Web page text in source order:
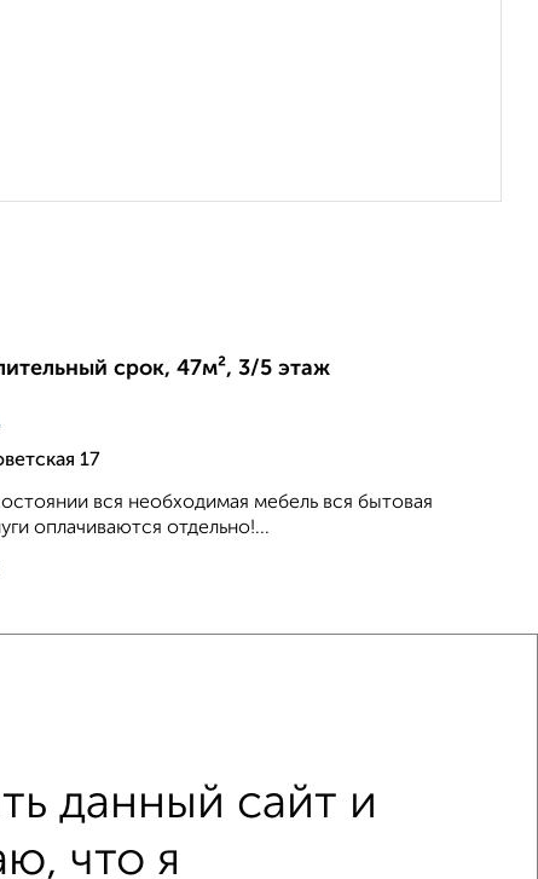
срок, 47м², 3/5 этаж
17
вся необходимая мебель вся бытовая
оплачиваются отдельно!...
С мебелью
С интернетом
данный сайт и
что я